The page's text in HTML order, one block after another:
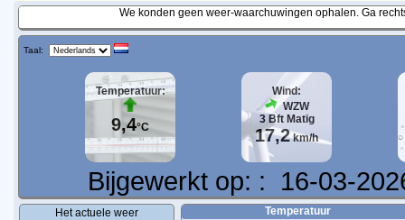
We konden geen weer-waarchuwingen ophalen. Ga
Taal:
Temperatuur:
9,4°C
Wind:
WZW
3Bft Matig
17,2km/h
Bijgewerkt op: : 16-03-
Het actuele weer
Temperatuur